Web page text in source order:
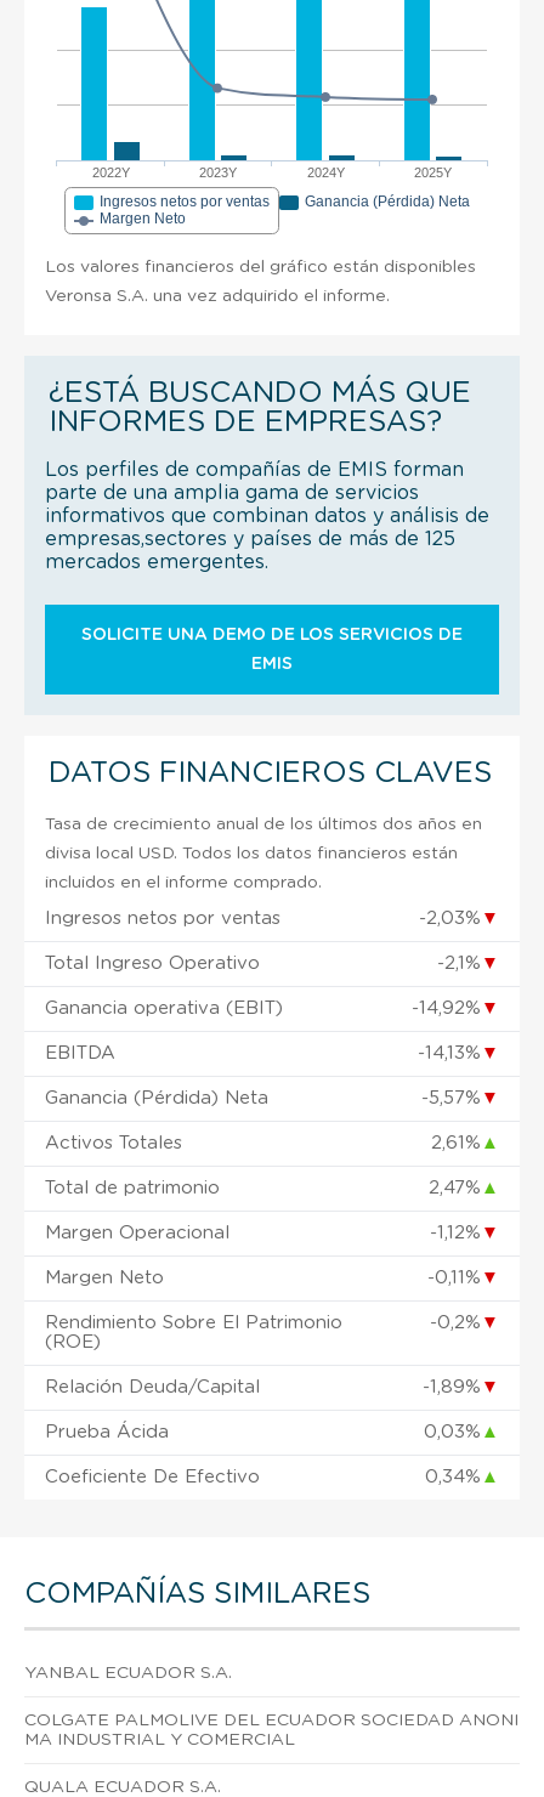
2022Y 2023Y 2024Y 2025Y
Ingresos netos por ventas
Ganancia (Pérdida) Neta
Margen Neto
Los valores financieros del gráfico están disponibles
Veronsa S.A. una vez adquirido el informe.
¿ESTÁ BUSCANDO MÁS QUE
INFORMES DE EMPRESAS?
Los perfiles de compañías de EMIS forman
parte de una amplia gama de servicios
informativos que combinan datos y análisis de
empresas,sectores y países de más de 125
mercados emergentes.
SOLICITE UNA DEMO DE LOS SERVICIOS DE
EMIS
DATOS FINANCIEROS CLAVES
Tasa de crecimiento anual de los últimos dos años en
divisa local USD. Todos los datos financieros están
incluidos en el informe comprado.
Ingresos netos por ventas -2,03% ▼
Total Ingreso Operativo -2,1% ▼
Ganancia operativa (EBIT) -14,92% ▼
EBITDA -14,13% ▼
Ganancia (Pérdida) Neta -5,57% ▼
Activos Totales 2,61% ▲
Total de patrimonio 2,47% ▲
Margen Operacional -1,12% ▼
Margen Neto -0,11% ▼
Rendimiento Sobre El Patrimonio
(ROE)
-0,2% ▼
Relación Deuda/Capital -1,89% ▼
Prueba Ácida 0,03% ▲
Coeficiente De Efectivo 0,34% ▲
COMPAÑÍAS SIMILARES
YANBAL ECUADOR S.A.
COLGATE PALMOLIVE DEL ECUADOR SOCIEDAD ANONI
MA INDUSTRIAL Y COMERCIAL
QUALA ECUADOR S.A.